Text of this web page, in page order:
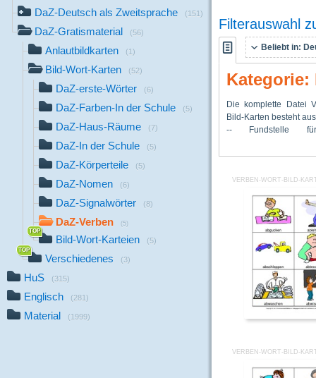
DaZ-Deutsch als Zweitsprache (151)
DaZ-Gratismaterial (56)
Anlautbildkarten (1)
Bild-Wort-Karten (52)
DaZ-erste-Wörter (6)
DaZ-Farben-In der Schule (5)
DaZ-Haus-Räume (7)
DaZ-In der Schule (5)
DaZ-Körperteile (5)
DaZ-Nomen (6)
DaZ-Signalwörter (8)
DaZ-Verben (5)
Bild-Wort-Karteien (5)
Verschiedenes (3)
HuS (315)
Englisch (281)
Material (1999)
Filterauswahl
Beliebt in:
Kategorie:
Die komplette Datei
Bild-Karten besteht
-- Fundstelle
Materialien:
Verben, Wort-Bild-
https://www.grundschulmaterial.de/
2/Verben/Wort-
VERBEN-WORT-BILD-
VERBEN-WORT-BILD-